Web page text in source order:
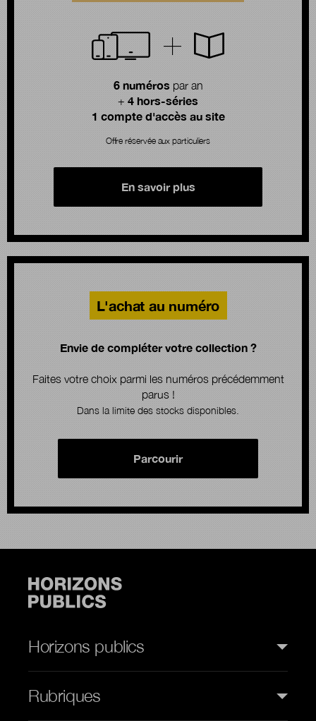
6 numérospar an
+ 4 hors-séries
1 compte d'accès au site
Offre réservée aux particuliers
En savoir plus
L'achat au numéro
Envie de compléter votre collection ?
Faites votre choix parmi les numéros précédemment
parus !
Dans la limite des stocks disponibles.
Parcourir
Horizons publics
Rubriques